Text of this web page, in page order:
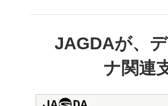
JAGDAが、
ナ関連